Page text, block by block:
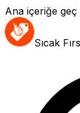
Ana içeriğe geç
Sıcak